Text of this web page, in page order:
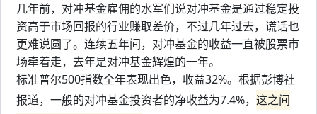
几年前，对冲基金雇佣的水军们说对冲基金是通过稳定投
资高于市场回报的行业赚取差价，不过几年过去，谎话也
更难说圆了。连续五年间，对冲基金的收益一直被股票市
场牵着走，去年是对冲基金辉煌的一年。
标准普尔500指数全年表现出色，收益32%。根据彭博社
报道，一般的对冲基金投资者的净收益为7.4%， 这之间